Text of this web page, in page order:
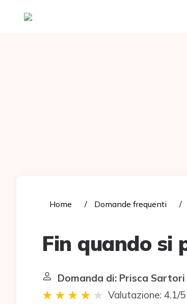
Tattoomuse.it
Home Domande frequenti
Fin quando si
Domanda di: Prisca Sartori
Valutazione: 4.1/5